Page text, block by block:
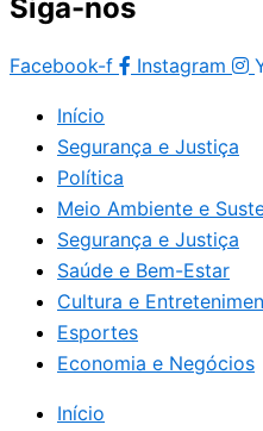
Siga-nos
Facebook-f Instagram
Início
Segurança e Justiça
Política
Meio Ambiente e
Segurança e Justiça
Saúde e Bem-Estar
Cultura e
Esportes
Economia e Negócios
Início